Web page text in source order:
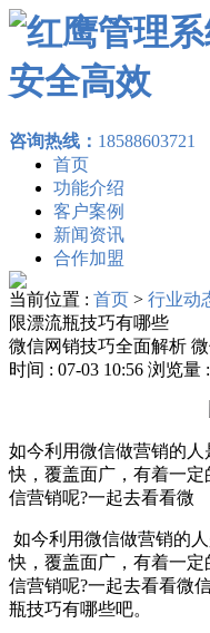
咨询热线： 18588603721
首页
功能介绍
客户案例
新闻资讯
合作加盟
当前位置 : 首页 > 行业动
限漂流瓶技巧有哪些
微信网销技巧全面解析
时间 : 07-03 10:56 浏览量
如今利用微信做营销的
快，覆盖面广，有着一
信营销呢?一起去看看微
如今利用微信做营销的
快，覆盖面广，有着一
信营销呢?一起去看看微
瓶技巧有哪些吧。